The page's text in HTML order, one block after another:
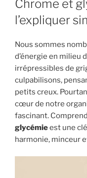
Chrome et
l’expliquer
Nous sommes
d’énergie en milieu
irrépressibles de
culpabilisons,
petits creux.
cœur de notre
fascinant.
glycémieest une
harmonie, minceur